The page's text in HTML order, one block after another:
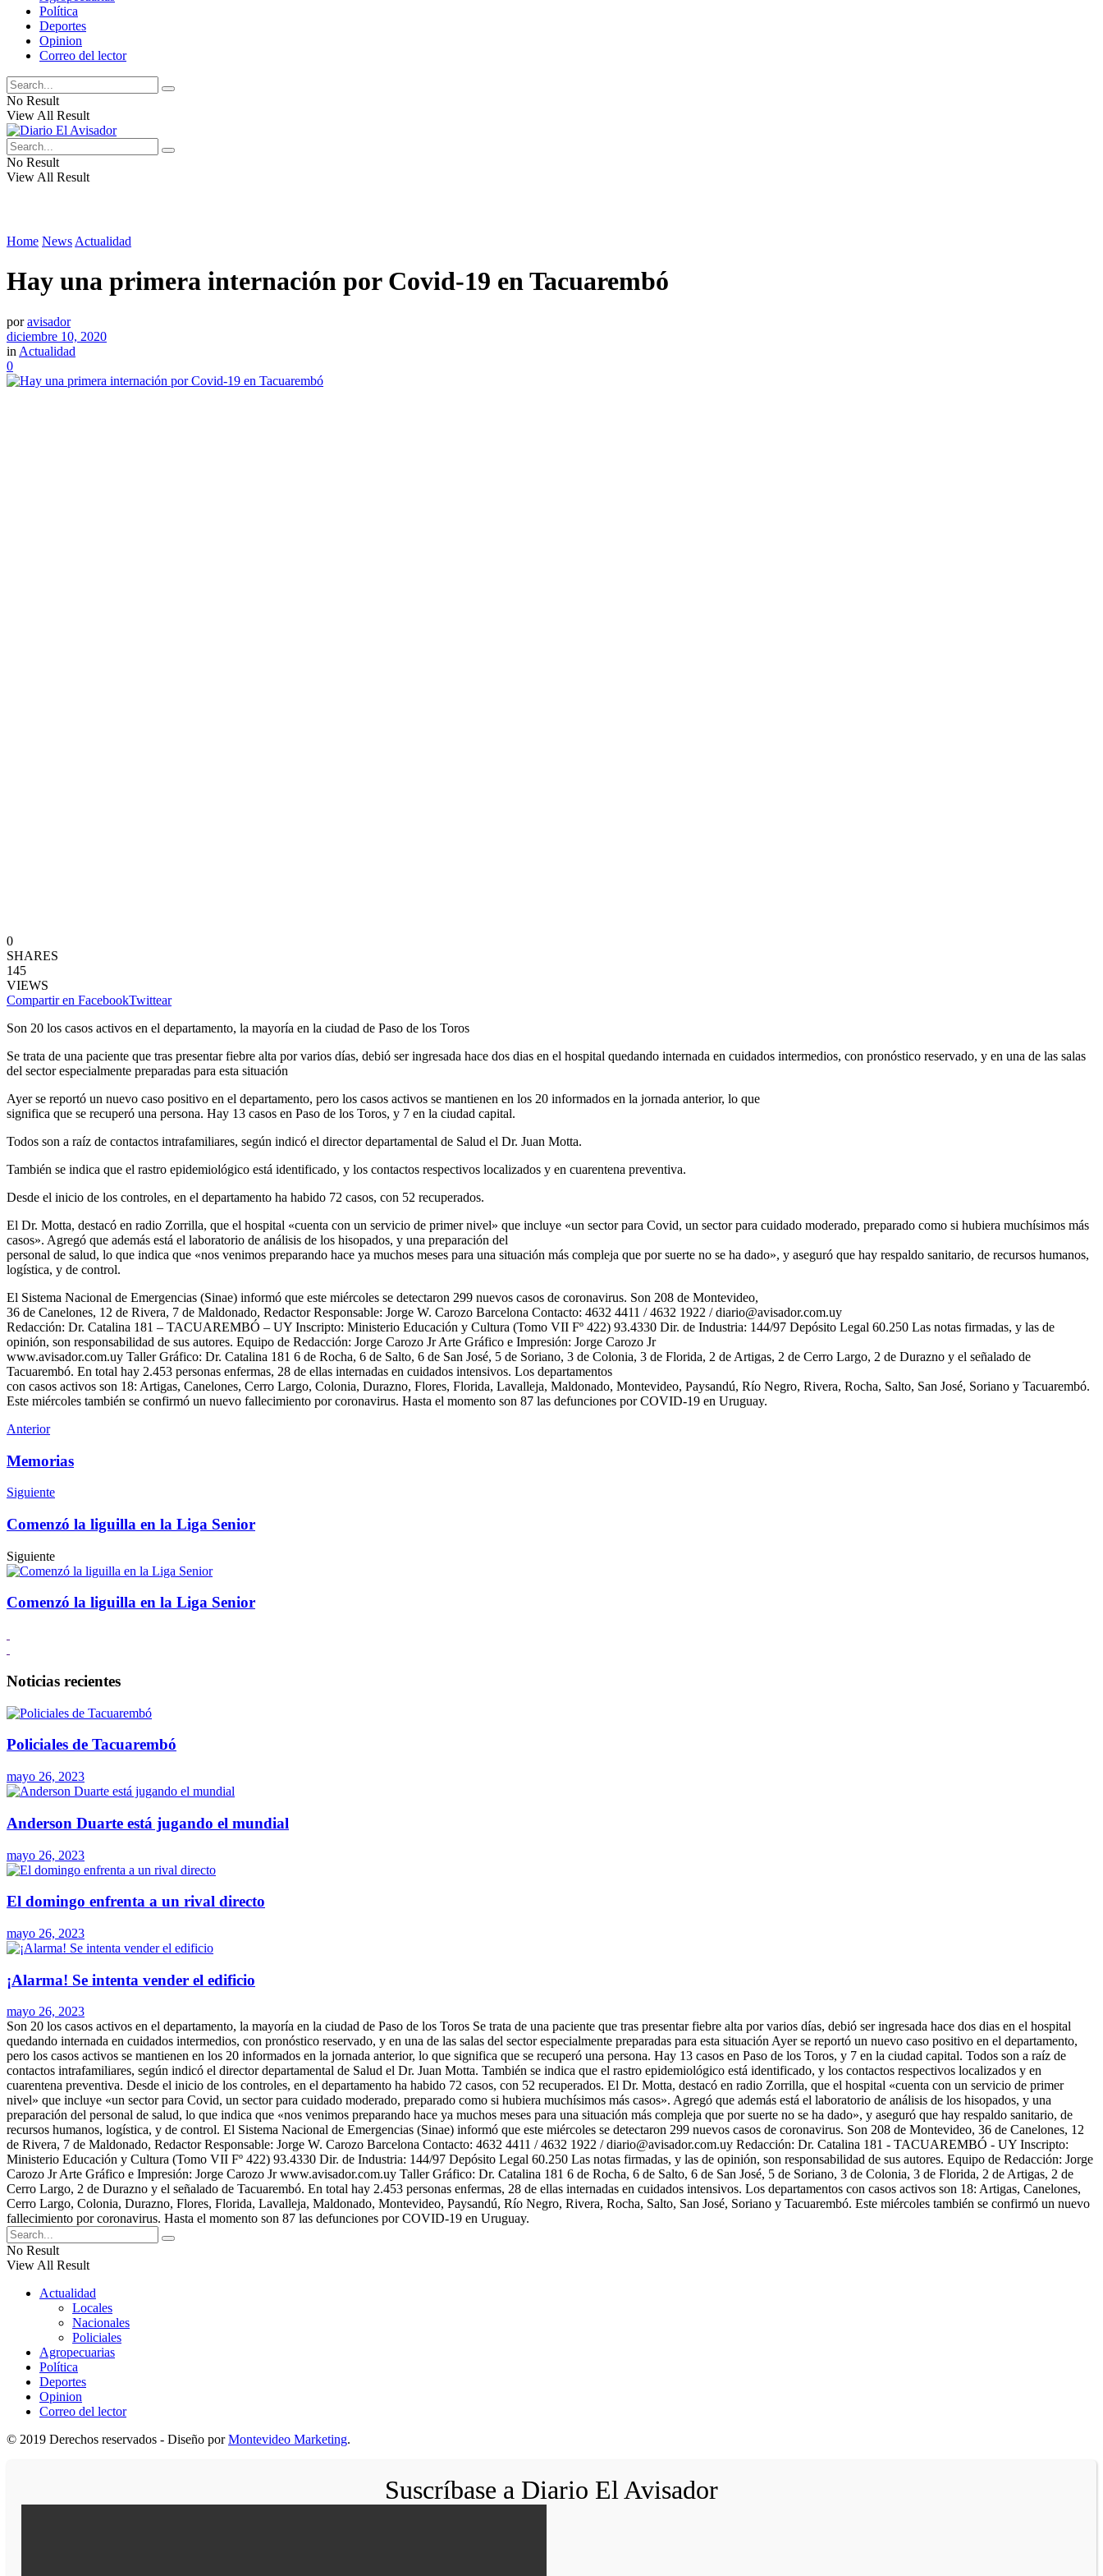
Política
Deportes
Opinion
Correo del lector
No Result
View All Result
No Result
View All Result
Home News Actualidad
Hay una primera internación por Covid-19 en Tacuarembó
por avisador
diciembre 10, 2020
in Actualidad
0
0
SHARES
145
VIEWS
Compartir en FacebookTwittear
Son 20 los casos activos en el departamento, la mayoría en la ciudad de Paso de los Toros
Se trata de una paciente que tras presentar fiebre alta por varios días, debió ser ingresada hace dos dias en el hospital quedando internada en cuidados intermedios, con pronóstico reservado, y en una de las salas
del sector especialmente preparadas para esta situación
Ayer se reportó un nuevo caso positivo en el departamento, pero los casos activos se mantienen en los 20 informados en la jornada anterior, lo que
significa que se recuperó una persona. Hay 13 casos en Paso de los Toros, y 7 en la ciudad capital.
Todos son a raíz de contactos intrafamiliares, según indicó el director departamental de Salud el Dr. Juan Motta.
También se indica que el rastro epidemiológico está identificado, y los contactos respectivos localizados y en cuarentena preventiva.
Desde el inicio de los controles, en el departamento ha habido 72 casos, con 52 recuperados.
El Dr. Motta, destacó en radio Zorrilla, que el hospital «cuenta con un servicio de primer nivel» que incluye «un sector para Covid, un sector para cuidado moderado, preparado como si hubiera muchísimos más
casos». Agregó que además está el laboratorio de análisis de los hisopados, y una preparación del
personal de salud, lo que indica que «nos venimos preparando hace ya muchos meses para una situación más compleja que por suerte no se ha dado», y aseguró que hay respaldo sanitario, de recursos humanos,
logística, y de control.
El Sistema Nacional de Emergencias (Sinae) informó que este miércoles se detectaron 299 nuevos casos de coronavirus. Son 208 de Montevideo,
36 de Canelones, 12 de Rivera, 7 de Maldonado, Redactor Responsable: Jorge W. Carozo Barcelona Contacto: 4632 4411 / 4632 1922 / diario@avisador.com.uy
Redacción: Dr. Catalina 181 – TACUAREMBÓ – UY Inscripto: Ministerio Educación y Cultura (Tomo VII Fº 422) 93.4330 Dir. de Industria: 144/97 Depósito Legal 60.250 Las notas firmadas, y las de
opinión, son responsabilidad de sus autores. Equipo de Redacción: Jorge Carozo Jr Arte Gráfico e Impresión: Jorge Carozo Jr
www.avisador.com.uy Taller Gráfico: Dr. Catalina 181 6 de Rocha, 6 de Salto, 6 de San José, 5 de Soriano, 3 de Colonia, 3 de Florida, 2 de Artigas, 2 de Cerro Largo, 2 de Durazno y el señalado de
Tacuarembó. En total hay 2.453 personas enfermas, 28 de ellas internadas en cuidados intensivos. Los departamentos
con casos activos son 18: Artigas, Canelones, Cerro Largo, Colonia, Durazno, Flores, Florida, Lavalleja, Maldonado, Montevideo, Paysandú, Río Negro, Rivera, Rocha, Salto, San José, Soriano y Tacuarembó.
Este miércoles también se confirmó un nuevo fallecimiento por coronavirus. Hasta el momento son 87 las defunciones por COVID-19 en Uruguay.
Anterior
Memorias
Siguiente
Comenzó la liguilla en la Liga Senior
Siguiente
Comenzó la liguilla en la Liga Senior
Noticias recientes
Policiales de Tacuarembó
mayo 26, 2023
Anderson Duarte está jugando el mundial
mayo 26, 2023
El domingo enfrenta a un rival directo
mayo 26, 2023
¡Alarma! Se intenta vender el edificio
mayo 26, 2023
Son 20 los casos activos en el departamento, la mayoría en la ciudad de Paso de los Toros Se trata de una paciente que tras presentar fiebre alta por varios días, debió ser ingresada hace dos dias en el hospital
quedando internada en cuidados intermedios, con pronóstico reservado, y en una de las salas del sector especialmente preparadas para esta situación Ayer se reportó un nuevo caso positivo en el departamento,
pero los casos activos se mantienen en los 20 informados en la jornada anterior, lo que significa que se recuperó una persona. Hay 13 casos en Paso de los Toros, y 7 en la ciudad capital. Todos son a raíz de
contactos intrafamiliares, según indicó el director departamental de Salud el Dr. Juan Motta. También se indica que el rastro epidemiológico está identificado, y los contactos respectivos localizados y en
cuarentena preventiva. Desde el inicio de los controles, en el departamento ha habido 72 casos, con 52 recuperados. El Dr. Motta, destacó en radio Zorrilla, que el hospital «cuenta con un servicio de primer
nivel» que incluye «un sector para Covid, un sector para cuidado moderado, preparado como si hubiera muchísimos más casos». Agregó que además está el laboratorio de análisis de los hisopados, y una
preparación del personal de salud, lo que indica que «nos venimos preparando hace ya muchos meses para una situación más compleja que por suerte no se ha dado», y aseguró que hay respaldo sanitario, de
recursos humanos, logística, y de control. El Sistema Nacional de Emergencias (Sinae) informó que este miércoles se detectaron 299 nuevos casos de coronavirus. Son 208 de Montevideo, 36 de Canelones, 12
de Rivera, 7 de Maldonado, Redactor Responsable: Jorge W. Carozo Barcelona Contacto: 4632 4411 / 4632 1922 / diario@avisador.com.uy Redacción: Dr. Catalina 181 - TACUAREMBÓ - UY Inscripto:
Ministerio Educación y Cultura (Tomo VII Fº 422) 93.4330 Dir. de Industria: 144/97 Depósito Legal 60.250 Las notas firmadas, y las de opinión, son responsabilidad de sus autores. Equipo de Redacción: Jorge
Carozo Jr Arte Gráfico e Impresión: Jorge Carozo Jr www.avisador.com.uy Taller Gráfico: Dr. Catalina 181 6 de Rocha, 6 de Salto, 6 de San José, 5 de Soriano, 3 de Colonia, 3 de Florida, 2 de Artigas, 2 de
Cerro Largo, 2 de Durazno y el señalado de Tacuarembó. En total hay 2.453 personas enfermas, 28 de ellas internadas en cuidados intensivos. Los departamentos con casos activos son 18: Artigas, Canelones,
Cerro Largo, Colonia, Durazno, Flores, Florida, Lavalleja, Maldonado, Montevideo, Paysandú, Río Negro, Rivera, Rocha, Salto, San José, Soriano y Tacuarembó. Este miércoles también se confirmó un nuevo
fallecimiento por coronavirus. Hasta el momento son 87 las defunciones por COVID-19 en Uruguay.
No Result
View All Result
Actualidad
Locales
Nacionales
Policiales
Agropecuarias
Política
Deportes
Opinion
Correo del lector
© 2019 Derechos reservados - Diseño porMontevideo Marketing.
Suscríbase a Diario El Avisador